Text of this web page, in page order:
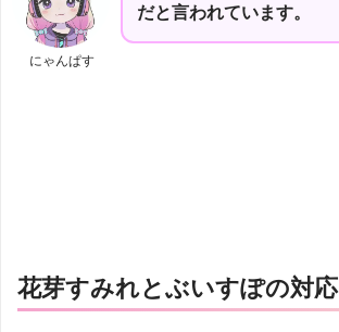
にゃんぱす
だと言われています。
花芽すみれとぶいすぽの対応